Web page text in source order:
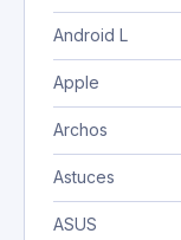
Android L
Apple
Archos
Astuces
ASUS